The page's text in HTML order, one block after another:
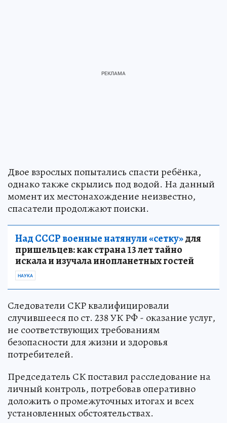
Двое взрослых попытались спасти ребёнка,
однако также скрылись под водой. На данный
момент их местонахождение неизвестно,
спасатели продолжают поиски.
Над СССР военные натянули «сетку»для
пришельцев: как страна 13 лет тайно
искала и изучала инопланетных гостей
НАУКА
Следователи СКР квалифицировали
случившееся по ст. 238 УК РФ - оказание услуг,
не соответствующих требованиям
безопасности для жизни и здоровья
потребителей.
Председатель СК поставил расследование на
личный контроль, потребовав оперативно
доложить о промежуточных итогах и всех
установленных обстоятельствах.